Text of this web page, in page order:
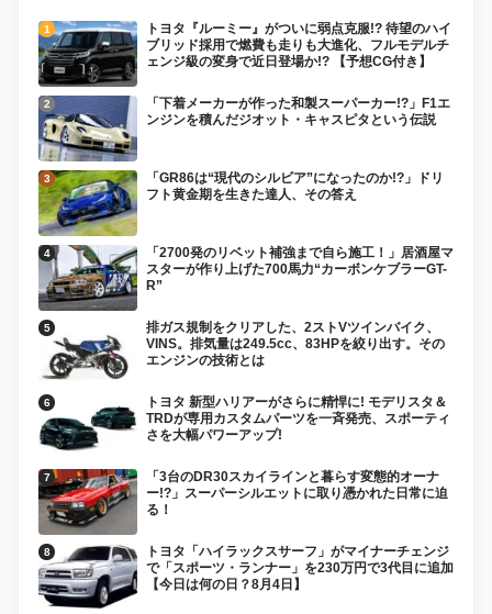
トヨタ『ルーミー』がついに弱点克服!? 待望のハイ
ブリッド採用で燃費も走りも大進化、フルモデルチ
ェンジ級の変身で近日登場か!? 【予想CG付き】
「下着メーカーが作った和製スーパーカー!?」F1エ
ンジンを積んだジオット・キャスピタという伝説
「GR86は“現代のシルビア”になったのか!?」ドリ
フト黄金期を生きた達人、その答え
「2700発のリベット補強まで自ら施工！」居酒屋マ
スターが作り上げた700馬力“カーボンケブラーGT-
R”
排ガス規制をクリアした、2ストVツインバイク、
VINS。排気量は249.5cc、83HPを絞り出す。その
エンジンの技術とは
トヨタ 新型ハリアーがさらに精悍に! モデリスタ＆
TRDが専用カスタムパーツを一斉発売、スポーティ
さを大幅パワーアップ!
「3台のDR30スカイラインと暮らす変態的オーナ
ー!?」スーパーシルエットに取り憑かれた日常に迫
る！
トヨタ「ハイラックスサーフ」がマイナーチェンジ
で「スポーツ・ランナー」を230万円で3代目に追加
【今日は何の日？8月4日】